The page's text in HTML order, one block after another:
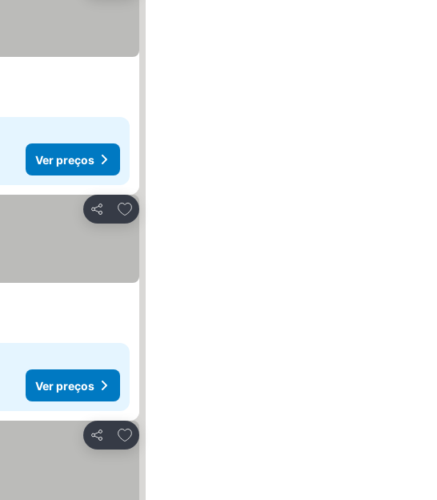
Ver preços
Partilhar
Adicionar aos favoritos
Ver preços
Partilhar
Adicionar aos favoritos